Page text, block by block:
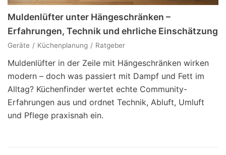
Muldenlüfter unter Hängeschränken –
Erfahrungen, Technik und ehrliche Einschätzung
Geräte Küchenplanung Ratgeber
Muldenlüfter in der Zeile mit Hängeschränken wirken
modern – doch was passiert mit Dampf und Fett im
Alltag? Küchenfinder wertet echte Community-
Erfahrungen aus und ordnet Technik, Abluft, Umluft
und Pflege praxisnah ein.